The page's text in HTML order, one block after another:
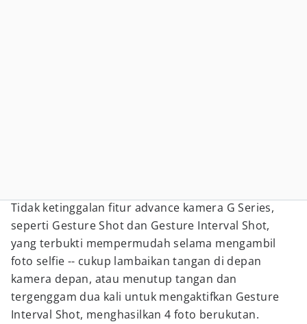
Tidak ketinggalan fitur advance kamera G Series,
seperti Gesture Shot dan Gesture Interval Shot,
yang terbukti mempermudah selama mengambil
foto selfie -- cukup lambaikan tangan di depan
kamera depan, atau menutup tangan dan
tergenggam dua kali untuk mengaktifkan Gesture
Interval Shot, menghasilkan 4 foto berukutan.